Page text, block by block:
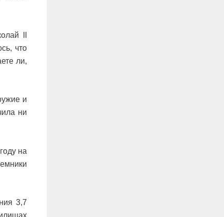
II
что
ли,
и
ни
на
3,7